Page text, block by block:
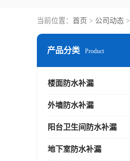
当前位置： 首页 > 公司动态
产品分类 Product
楼面防水补漏
外墙防水补漏
阳台卫生间防水补漏
地下室防水补漏